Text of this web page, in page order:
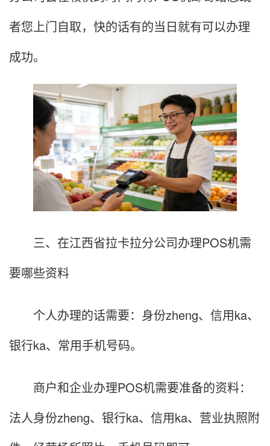
者您上门自取，快的话有的当日就有可以办理
成功。
三、在江西省拉卡拉分公司办理POS机需
要哪些资料
个人办理的话需要：身份zheng、信用ka、
银行ka、常用手机号码。
商户和企业办理POS机需要准备的资料：
法人身份zheng、银行ka、信用ka、营业执照附